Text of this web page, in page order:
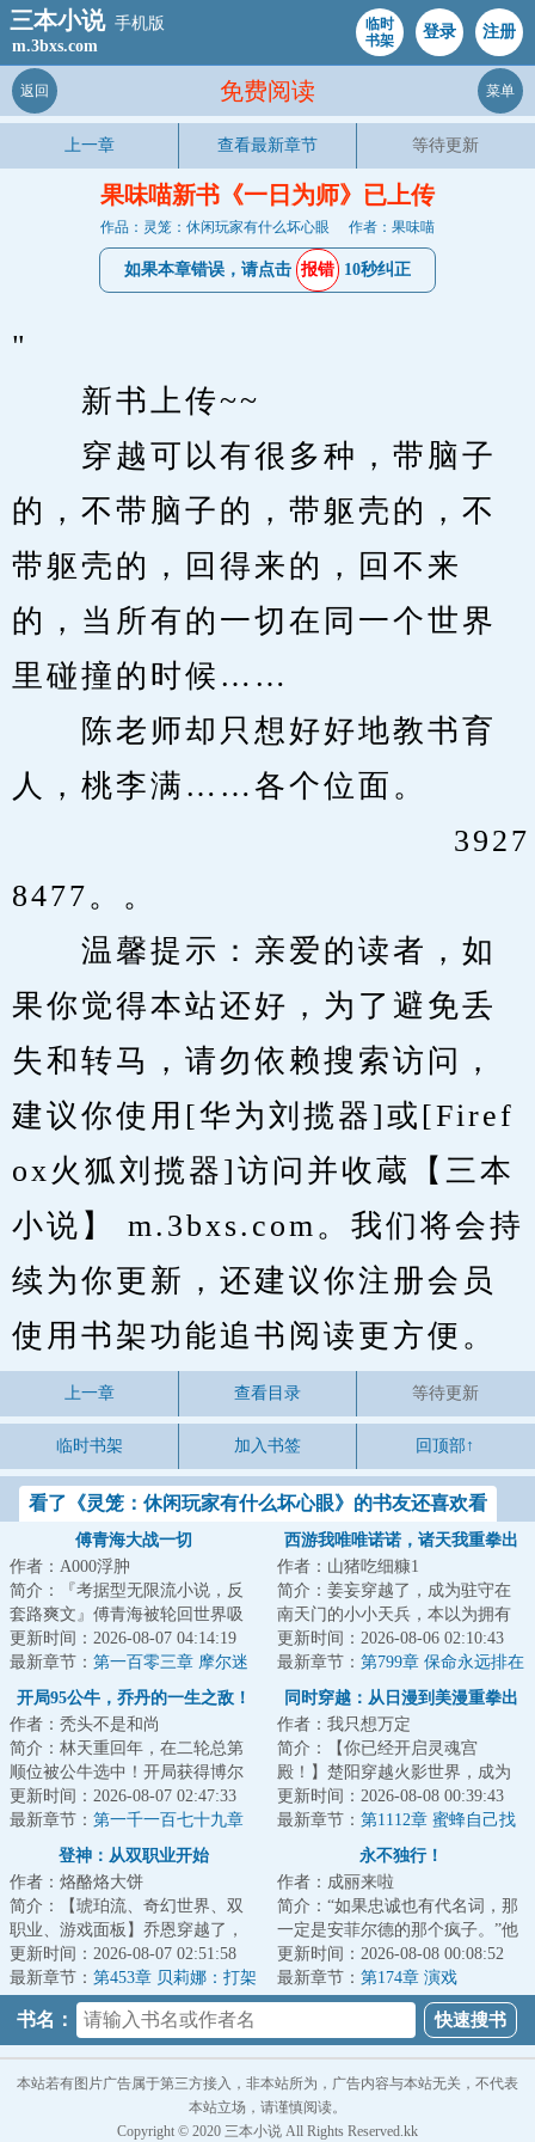
三本小说 手机版
m.3bxs.com
临时
书架
登录 注册
免费阅读
返回 菜单
上一章 查看最新章节 等待更新
果味喵新书《一日为师》已上传
作品：灵笼：休闲玩家有什么坏心眼 作者：果味喵
如果本章错误，请点击 报错 10秒纠正
新书上传~~
穿越可以有很多种，带脑子
的，不带脑子的，带躯壳的，不
带躯壳的，回得来的，回不来
的，当所有的一切在同一个世界
里碰撞的时候……
陈老师却只想好好地教书育
人，桃李满……各个位面。
8477。。
温馨提示：亲爱的读者，如
果你觉得本站还好，为了避免丢
失和转马，请勿依赖搜索访问，
建议你使用[华为刘揽器]或[Firef
ox火狐刘揽器]访问并收蔵【三本
小说】 m.3bxs.com。我们将会持
续为你更新，还建议你注册会员
使用书架功能追书阅读更方便。
上一章 查看目录 等待更新
临时书架 加入书签 回顶部↑
看了《灵笼：休闲玩家有什么坏心眼》的书友还喜欢看
傅青海大战一切
作者：A000浮肿
简介：『考据型无限流小说，反
套路爽文』傅青海被轮回世界吸
入了，当他目睹了异形大战食死
徒、绝地武士大...
更新时间：2026-08-07 04:14:19
最新章节： 第一百零三章 摩尔迷
踪
西游我唯唯诺诺，诸天我重拳出
击
作者：山猪吃细糠1
简介：姜妄穿越了，成为驻守在
南天门的小小天兵，本以为拥有
造化玉碟碎片已经是最大的金手
指...直到某天...
更新时间：2026-08-06 02:10:43
最新章节： 第799章 保命永远排在
第一位！
开局95公牛，乔丹的一生之敌！
作者：秃头不是和尚
简介：林天重回年，在二轮总第
顺位被公牛选中！开局获得博尔
特、汤姆·布拉迪、梅威瑟三人天
赋技术！于是...
更新时间：2026-08-07 02:47:33
最新章节： 第一千一百七十九章
湖人专属的冲击波式进攻潮！
同时穿越：从日漫到美漫重拳出
击
作者：我只想万定
简介：【你已经开启灵魂宫
殿！】楚阳穿越火影世界，成为
千手一族一员，但似乎穿越的有
点早，穿越忍村都还...
更新时间：2026-08-08 00:39:43
最新章节： 第1112章 蜜蜂自己找
登神：从双职业开始
作者：烙酪烙大饼
简介：【琥珀流、奇幻世界、双
职业、游戏面板】乔恩穿越了，
穿越进他所玩的游戏《伊诺》之
中，成了一个被...
更新时间：2026-08-07 02:51:58
最新章节： 第453章 贝莉娜：打架
怎么能不带我？
永不独行！
作者：成丽来啦
简介：“如果忠诚也有代名词，那
一定是安菲尔德的那个疯子。”他
是足坛的异类，是媒体口诛笔伐
的暴徒，是...
更新时间：2026-08-08 00:08:52
最新章节： 第174章 演戏
书名：
本站若有图片广告属于第三方接入，非本站所为，广告内容与本站无关，不代表
本站立场，请谨慎阅读。
Copyright © 2020 三本小说 All Rights Reserved.kk